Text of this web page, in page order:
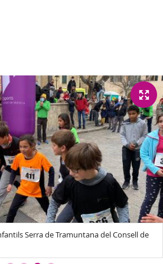
Serra de Tramuntana del Consell de